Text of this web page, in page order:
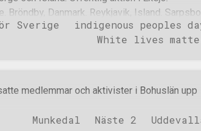
Bröndby, Danmark. Reykjavik, Island.
Danmark Initiativtagarna Patriotic
Stockholm. Monument för
bedrivits aktivism i Hafnarfjördur,
Vallensbaek, Danmark. Vetlanda.
Sävsjö. Köpenhamn, Danmark. Flygblad med
Sverige
indigenous peoples
White lives
medlemmar och aktivister i Bohuslän upp
Munkedal Näste 2